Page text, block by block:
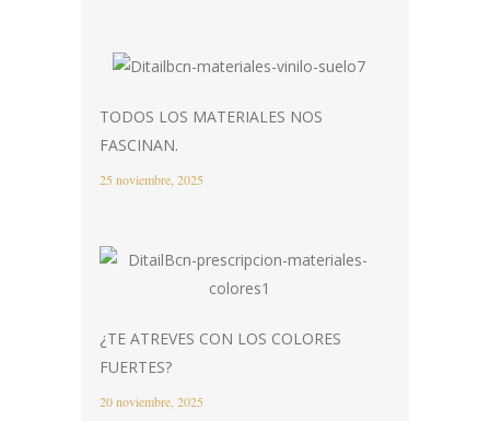
TODOS LOS MATERIALES NOS
FASCINAN.
25 noviembre, 2025
¿TE ATREVES CON LOS COLORES
FUERTES?
20 noviembre, 2025